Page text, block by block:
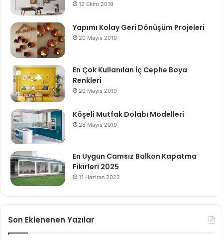
12 Ekim 2019
Yapımı Kolay Geri Dönüşüm Projeleri
20 Mayıs 2019
En Çok Kullanılan İç Cephe Boya
Renkleri
20 Mayıs 2019
Köşeli Mutfak Dolabı Modelleri
28 Mayıs 2019
En Uygun Camsız Balkon Kapatma
Fikirleri 2025
11 Haziran 2022
Son Eklenenen Yazılar